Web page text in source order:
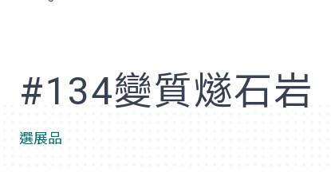
#134變質燧石岩
選展品